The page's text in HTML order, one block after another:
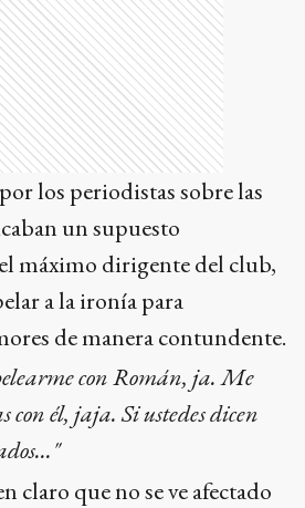
los periodistas sobre las
un supuesto
máximo dirigente del club,
a la ironía para
de manera contundente.
con Román, ja. Me
con él, jaja. Si ustedes dicen
claro que no se ve afectado